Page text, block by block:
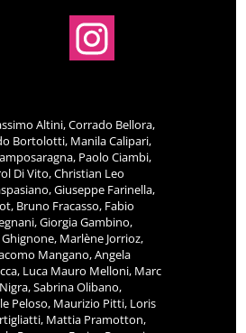
Altini, Corrado Bellora,
Bortolotti, Manila Calipari,
Paolo Ciambi,
Di Vito, Christian Leo
Giuseppe Farinella,
Bruno Fracasso, Fabio
Giorgia Gambino,
Marlène Jorrioz,
Mangano, Angela
Luca Mauro Melloni, Marc
Sabrina Olibano,
Peloso, Maurizio Pitti, Loris
Mattia Pramotton,